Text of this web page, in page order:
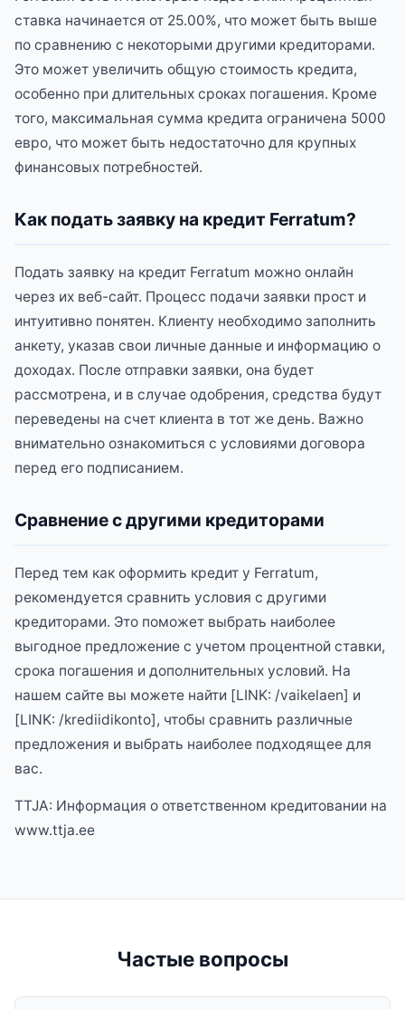
ставка начинается от 25.00%, что может быть выше
по сравнению с некоторыми другими кредиторами.
Это может увеличить общую стоимость кредита,
особенно при длительных сроках погашения. Кроме
того, максимальная сумма кредита ограничена 5000
евро, что может быть недостаточно для крупных
финансовых потребностей.
Как подать заявку на кредит Ferratum?
Подать заявку на кредит Ferratum можно онлайн
через их веб-сайт. Процесс подачи заявки прост и
интуитивно понятен. Клиенту необходимо заполнить
анкету, указав свои личные данные и информацию о
доходах. После отправки заявки, она будет
рассмотрена, и в случае одобрения, средства будут
переведены на счет клиента в тот же день. Важно
внимательно ознакомиться с условиями договора
перед его подписанием.
Сравнение с другими кредиторами
Перед тем как оформить кредит у Ferratum,
рекомендуется сравнить условия с другими
кредиторами. Это поможет выбрать наиболее
выгодное предложение с учетом процентной ставки,
срока погашения и дополнительных условий. На
нашем сайте вы можете найти [LINK: /vaikelaen] и
[LINK: /krediidikonto], чтобы сравнить различные
предложения и выбрать наиболее подходящее для
вас.
TTJA: Информация о ответственном кредитовании на
www.ttja.ee
Частые вопросы